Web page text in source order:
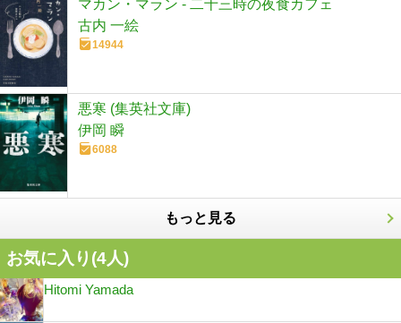
マカン・マラン - 二十三時の夜食カフェ
古内 一絵
14944
悪寒 (集英社文庫)
伊岡 瞬
6088
もっと見る
お気に入り(4人)
Hitomi Yamada